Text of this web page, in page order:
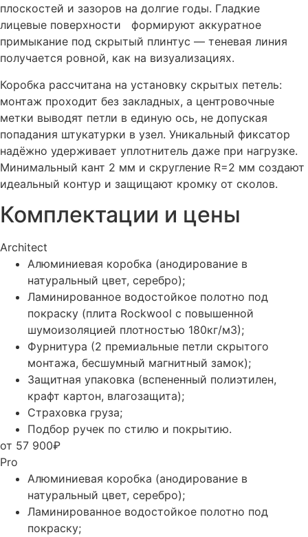
плоскостей и зазоров на долгие годы. Гладкие
лицевые поверхности формируют аккуратное
примыкание под скрытый плинтус — теневая линия
получается ровной, как на визуализациях.
Коробка рассчитана на установку скрытых петель:
монтаж проходит без закладных, а центровочные
метки выводят петли в единую ось, не допуская
попадания штукатурки в узел. Уникальный фиксатор
надёжно удерживает уплотнитель даже при нагрузке.
Минимальный кант 2 мм и скругление R=2 мм создают
идеальный контур и защищают кромку от сколов.
Комплектации и цены
Architect
Алюминиевая коробка (анодирование в
натуральный цвет, серебро);
Ламинированное водостойкое полотно под
покраску (плита Rockwool с повышенной
шумоизоляцией плотностью 180кг/м3);
Фурнитура (2 премиальные петли скрытого
монтажа, бесшумный магнитный замок);
Защитная упаковка (вспененный полиэтилен,
крафт картон, влагозащита);
Страховка груза;
Подбор ручек по стилю и покрытию.
от 57 900₽
Pro
Алюминиевая коробка (анодирование в
натуральный цвет, серебро);
Ламинированное водостойкое полотно под
покраску;